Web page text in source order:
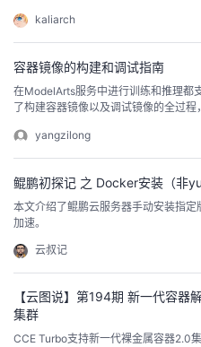
m、yarn等）的漏洞。Trivy很容易使
了。扫描只需指定容器的镜像名称。与
kaliarch
容器镜像的构建和调试指南
在ModelArts服务中进行训练和推理都
了构建容器镜像以及调试镜像的全过
yangzilong
鲲鹏初探记 之 Docker安装（非
本文介绍了鲲鹏云服务器手动安装指
加速。
云叔记
【云图说】第194期 新一代容器
集群
CCE Turbo支持新一代裸金属容器2.0